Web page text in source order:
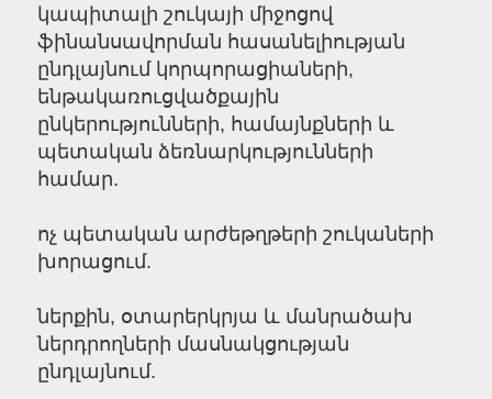
կապիտալի շուկայի միջոցով
ֆինանսավորման հասանելիության
ընդլայնում կորպորացիաների,
ենթակառուցվածքային
ընկերությունների, համայնքների և
պետական ձեռնարկությունների
համար.
ոչ պետական արժեթղթերի շուկաների
խորացում.
ներքին, օտարերկրյա և մանրածախ
ներդրողների մասնակցության
ընդլայնում.